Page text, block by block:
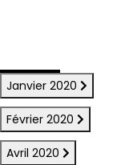
Janvier 2020
Février 2020
Avril 2020